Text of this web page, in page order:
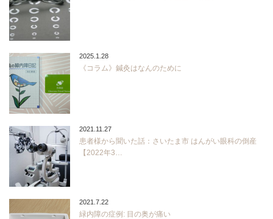
2025.1.28
《コラム》鍼灸はなんのために
2021.11.27
患者様から聞いた話：さいたま市 はんがい眼科の倒産
【2022年3…
2021.7.22
緑内障の症例: 目の奥が痛い